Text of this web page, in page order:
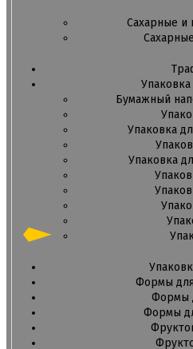
Сахарные и
Бумажный
Упаковка
Упаковка
Формы
Формы
Формы